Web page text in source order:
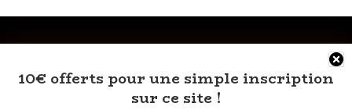
10€ offerts pour une simple inscription
sur ce site !